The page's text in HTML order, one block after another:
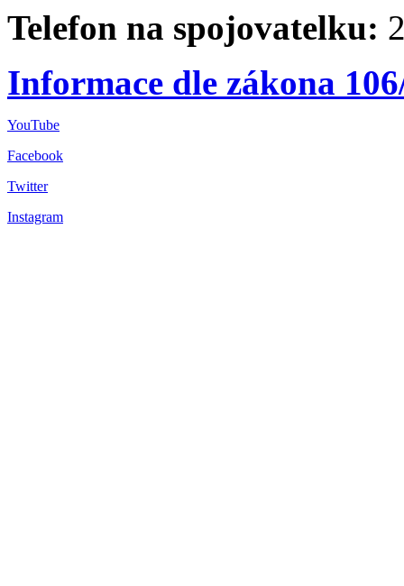
Telefon na spojovatelku:
Informace dle zákona
YouTube
Facebook
Twitter
Instagram